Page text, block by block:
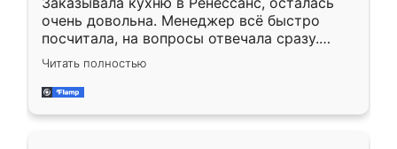
очень довольна. Менеджер всё быстро
посчитала, на вопросы отвечала сразу.
Замерщик приехал в субботу, подошёл к
делу со всей ответственностью. Собрали
за день, ребята работали аккуратно, даже
Читать полностью